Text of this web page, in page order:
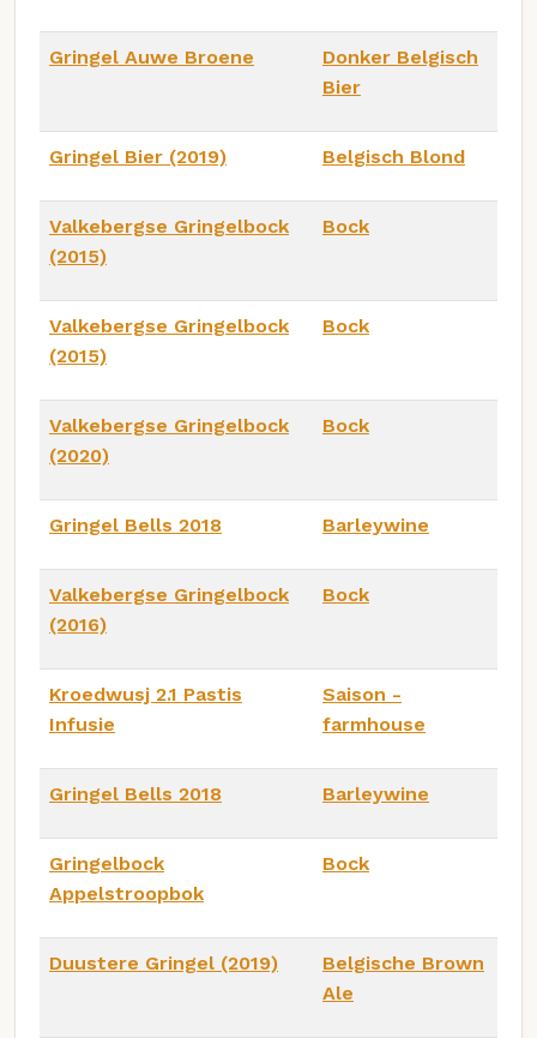
Gringel Auwe Broene
Donker Belgisch
Bier
Gringel Bier (2019) Belgisch Blond
Valkebergse Gringelbock
(2015)
Bock
Valkebergse Gringelbock
(2015)
Bock
Valkebergse Gringelbock
(2020)
Bock
Gringel Bells 2018 Barleywine
Valkebergse Gringelbock
(2016)
Bock
Kroedwusj 2.1 Pastis
Infusie
Saison -
farmhouse
Gringel Bells 2018 Barleywine
Gringelbock
Appelstroopbok
Bock
Duustere Gringel (2019)
Belgische Brown
Ale